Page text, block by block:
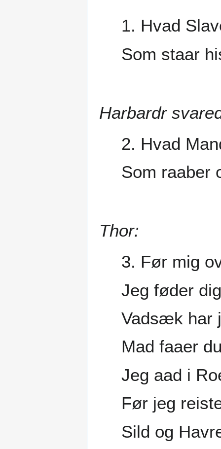
1. Hvad
Som staar
Harbardr
2. Hvad
Som raaber
Thor:
3. Før mig
Jeg føder
Vadsæk har
Mad faaer
Jeg aad i
Før jeg
Sild og